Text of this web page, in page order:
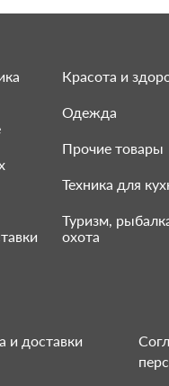
Красота и
Одежда
Прочие товары
Техника для
Туризм,
охота
и доставки